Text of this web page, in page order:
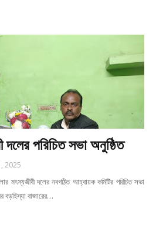
দলের পরিচিত সভা অনুষ্ঠিত
2025
মৎস্যজীবী দলের নবগঠিত আহ্বায়ক কমিটির পরিচিত সভা
বড়হিস্যা বাজারের…